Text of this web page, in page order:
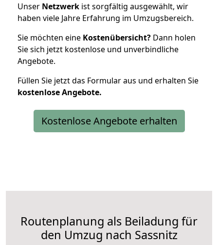
Unser Netzwerk ist sorgfältig ausgewählt, wir
haben viele Jahre Erfahrung im Umzugsbereich.
Sie möchten eine Kostenübersicht? Dann holen
Sie sich jetzt kostenlose und unverbindliche
Angebote.
Füllen Sie jetzt das Formular aus und erhalten Sie
kostenloseAngebote.
Kostenlose Angebote erhalten
Routenplanung als Beiladung für
den Umzug nach Sassnitz